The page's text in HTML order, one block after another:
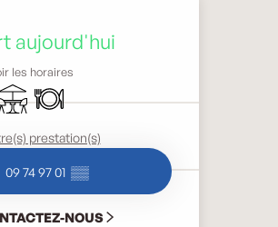
et
aujourd'hui
les horaires
TerrasseRestaurant
prestation(s)
09 74 97 01 ▒▒
NOUS